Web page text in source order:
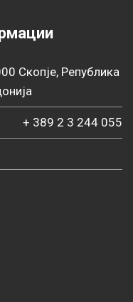
Скопје, Република
+ 389 2 3 244 055